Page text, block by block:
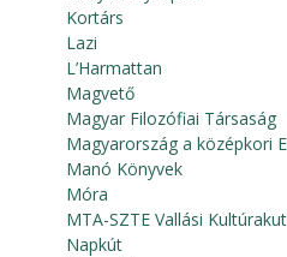
Kortárs
Lazi
L’Harmattan
Magvető
Magyar Filozófiai Társaság
Magyarország a középkori
Manó Könyvek
Móra
MTA-SZTE Vallási
Napkút